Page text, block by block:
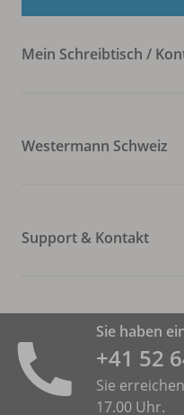
Mein Schreibtisch /
Westermann Schweiz
Support & Kontakt
Sie haben
+41 52
Sie
17.00 Uhr.